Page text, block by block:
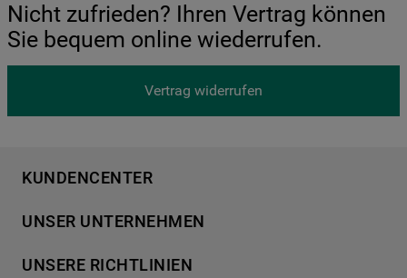
Nicht zufrieden? Ihren Vertrag können
Sie bequem online wiederrufen.
Vertrag widerrufen
KUNDENCENTER
Händlersuche
Häufige Fragen
UNSER UNTERNEHMEN
Für Händler
UNSERE RICHTLINIEN